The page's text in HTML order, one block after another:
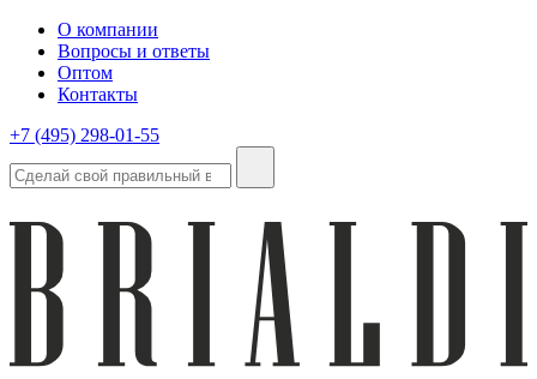
О компании
Вопросы и ответы
Оптом
Контакты
+7 (495) 298-01-55